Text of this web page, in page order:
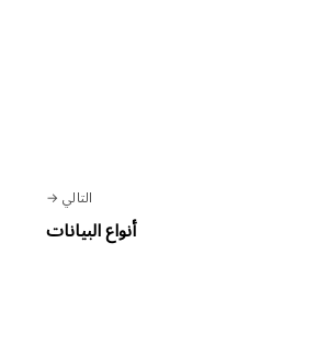
التالي
أنواع البيانات